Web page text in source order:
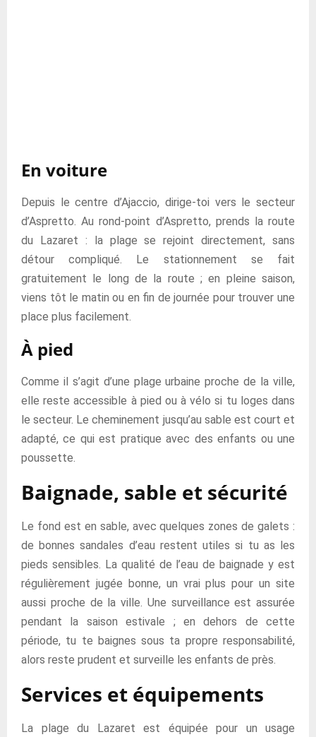
En voiture
Depuis le centre d’Ajaccio, dirige-toi vers le secteur
d’Aspretto. Au rond-point d’Aspretto, prends la route
du Lazaret : la plage se rejoint directement, sans
détour compliqué. Le stationnement se fait
gratuitement le long de la route ; en pleine saison,
viens tôt le matin ou en fin de journée pour trouver une
place plus facilement.
À pied
Comme il s’agit d’une plage urbaine proche de la ville,
elle reste accessible à pied ou à vélo si tu loges dans
le secteur. Le cheminement jusqu’au sable est court et
adapté, ce qui est pratique avec des enfants ou une
poussette.
Baignade, sable et sécurité
Le fond est en sable, avec quelques zones de galets :
de bonnes sandales d’eau restent utiles si tu as les
pieds sensibles. La qualité de l’eau de baignade y est
régulièrement jugée bonne, un vrai plus pour un site
aussi proche de la ville. Une surveillance est assurée
pendant la saison estivale ; en dehors de cette
période, tu te baignes sous ta propre responsabilité,
alors reste prudent et surveille les enfants de près.
Services et équipements
La plage du Lazaret est équipée pour un usage